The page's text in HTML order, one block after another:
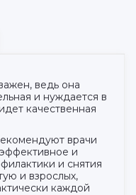
ведь она
и нуждается в
качественная
врачи
и
и снятия
и взрослых,
каждой